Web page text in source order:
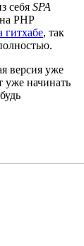
себя SPA
PHP
гитхабе, так
версия уже
уже начинать